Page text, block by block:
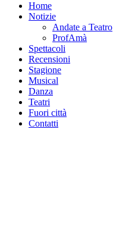
Home
Notizie
Andate a Teatro
ProfAmà
Spettacoli
Recensioni
Stagione
Musical
Danza
Teatri
Fuori città
Contatti